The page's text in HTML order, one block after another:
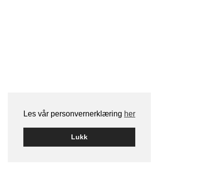
Les vår personvernerklæring her
Lukk